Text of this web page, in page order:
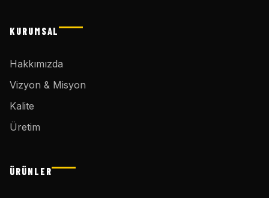
KURUMSAL
Hakkımızda
Vizyon & Misyon
Kalite
Üretim
ÜRÜNLER